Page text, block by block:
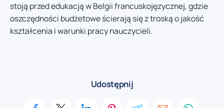
stoją przed edukacją w Belgii francuskojęzycznej, gdzie
oszczędności budżetowe ścierają się z troską o jakość
kształcenia i warunki pracy nauczycieli.
Udostępnij